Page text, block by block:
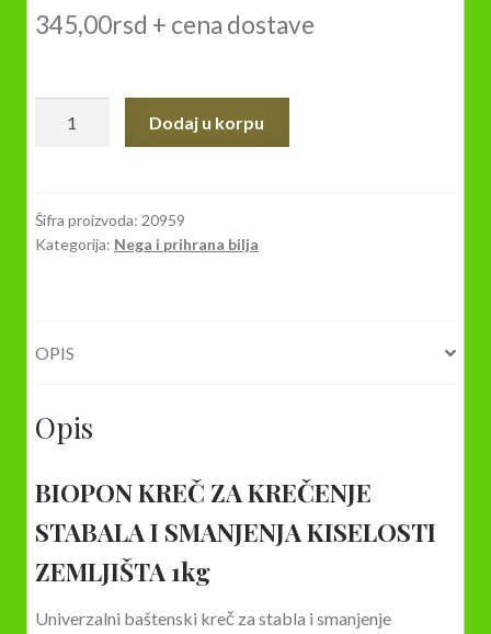
345,00rsd + cena dostave
KREČENJE
STABALA
ZEMLJIŠTA
količina
Dodaj u korpu
Šifra proizvoda: 20959
Kategorija: Nega i prihrana bilja
OPIS
Opis
BIOPON KREČ ZA KREČENJE
STABALA I SMANJENJA KISELOSTI
ZEMLJIŠTA 1kg
Univerzalni baštenski kreč za stabla i smanjenje